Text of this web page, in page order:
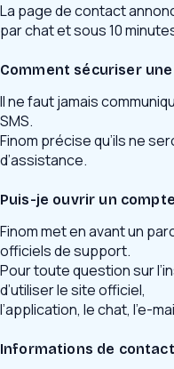
La page de contact
par chat et sous 10
Comment sécuriser
Il ne faut jamais
SMS.
Finom précise qu’ils ne
d’assistance.
Puis-je ouvrir un
Finom met en avant un
officiels de support.
Pour toute question sur
d’utiliser le site officiel,
l’application, le chat, l’e-
Informations de